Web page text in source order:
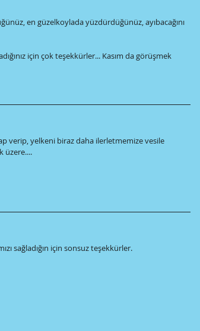
en güzelkoylada yüzdürdüğünüz, ayıbacağını
için çok teşekkürler... Kasım da görüşmek
verip, yelkeni biraz daha ilerletmemize vesile
üzere....
sağladığın için sonsuz teşekkürler.